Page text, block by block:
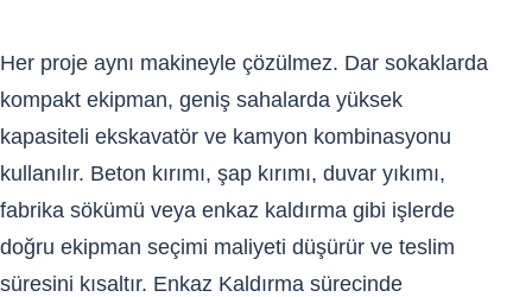
Her proje aynı makineyle çözülmez. Dar sokaklarda
kompakt ekipman, geniş sahalarda yüksek
kapasiteli ekskavatör ve kamyon kombinasyonu
kullanılır. Beton kırımı, şap kırımı, duvar yıkımı,
fabrika sökümü veya enkaz kaldırma gibi işlerde
doğru ekipman seçimi maliyeti düşürür ve teslim
süresini kısaltır. Enkaz Kaldırma sürecinde